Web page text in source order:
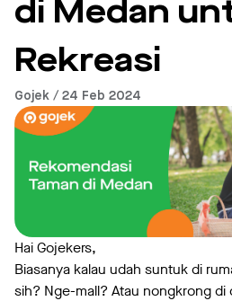
di Medan
Rekreasi
Gojek / 24 Feb 2024
Hai Gojekers,
Biasanya kalau udah suntuk di
sih? Nge-mall? Atau nongkrong